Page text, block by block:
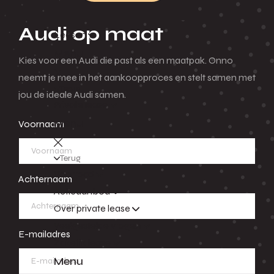
Leasen
Menu
Terug
Actieaanbod
Over private lease
Menu
Audi op maat
Kies voor een Audi die past als een maatpak. Onno
neemt je mee in het aankoopproces en stelt samen met
jou de ideale Audi samen.
Voornaam
Achternaam
E-mailadres